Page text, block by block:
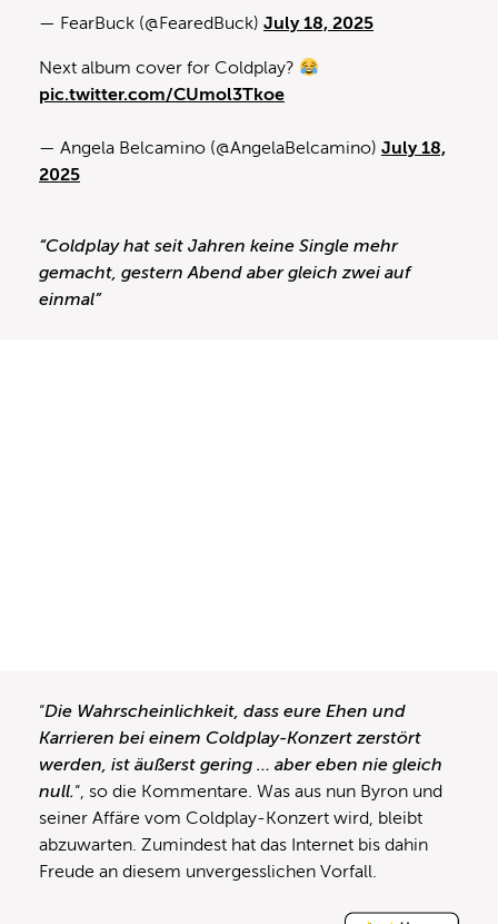
— FearBuck (@FearedBuck) July 18, 2025
Next album cover for Coldplay?
pic.twitter.com/CUmol3Tkoe
— Angela Belcamino (@AngelaBelcamino) July 18,
2025
“Coldplay hat seit Jahren keine Single mehr
gemacht, gestern Abend aber gleich zwei auf
einmal”
“Die Wahrscheinlichkeit, dass eure Ehen und
Karrieren bei einem Coldplay-Konzert zerstört
werden, ist äußerst gering … aber eben nie gleich
null.“, so die Kommentare. Was aus nun Byron und
seiner Affäre vom Coldplay-Konzert wird, bleibt
abzuwarten. Zumindest hat das Internet bis dahin
Freude an diesem unvergesslichen Vorfall.